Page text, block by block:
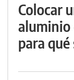
Colocar
aluminio
para